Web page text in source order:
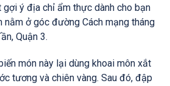
gợi ý địa chỉ ẩm thực dành cho bạn
nằm ở góc đường Cách mạng tháng
Quận 3.
món này lại dùng khoai môn xắt
tương và chiên vàng. Sau đó, đập